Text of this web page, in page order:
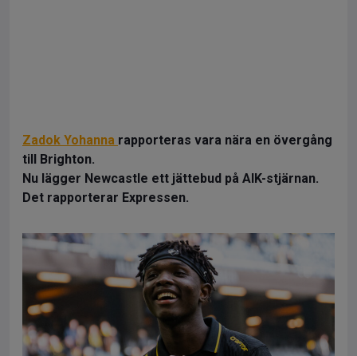
Zadok Yohanna rapporteras vara nära en övergång
till Brighton.
Nu lägger Newcastle ett jättebud på AIK-stjärnan.
Det rapporterar Expressen.